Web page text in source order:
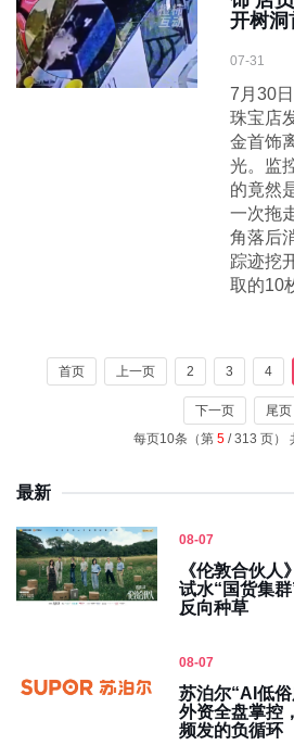
开树洞
07-31
7月30
珠宝店
金首饰
光。监
的竟然
一次拖
角落后
踪迹挖
取的10
首页 上一页 2 3 4
下一页
尾页
每页10条（第 5 / 313 页）
最新
08-07
《伦敦合伙
试水“国货集
反向种草
08-07
苏泊尔“AI低
外资全盘掌控
频发的负循环